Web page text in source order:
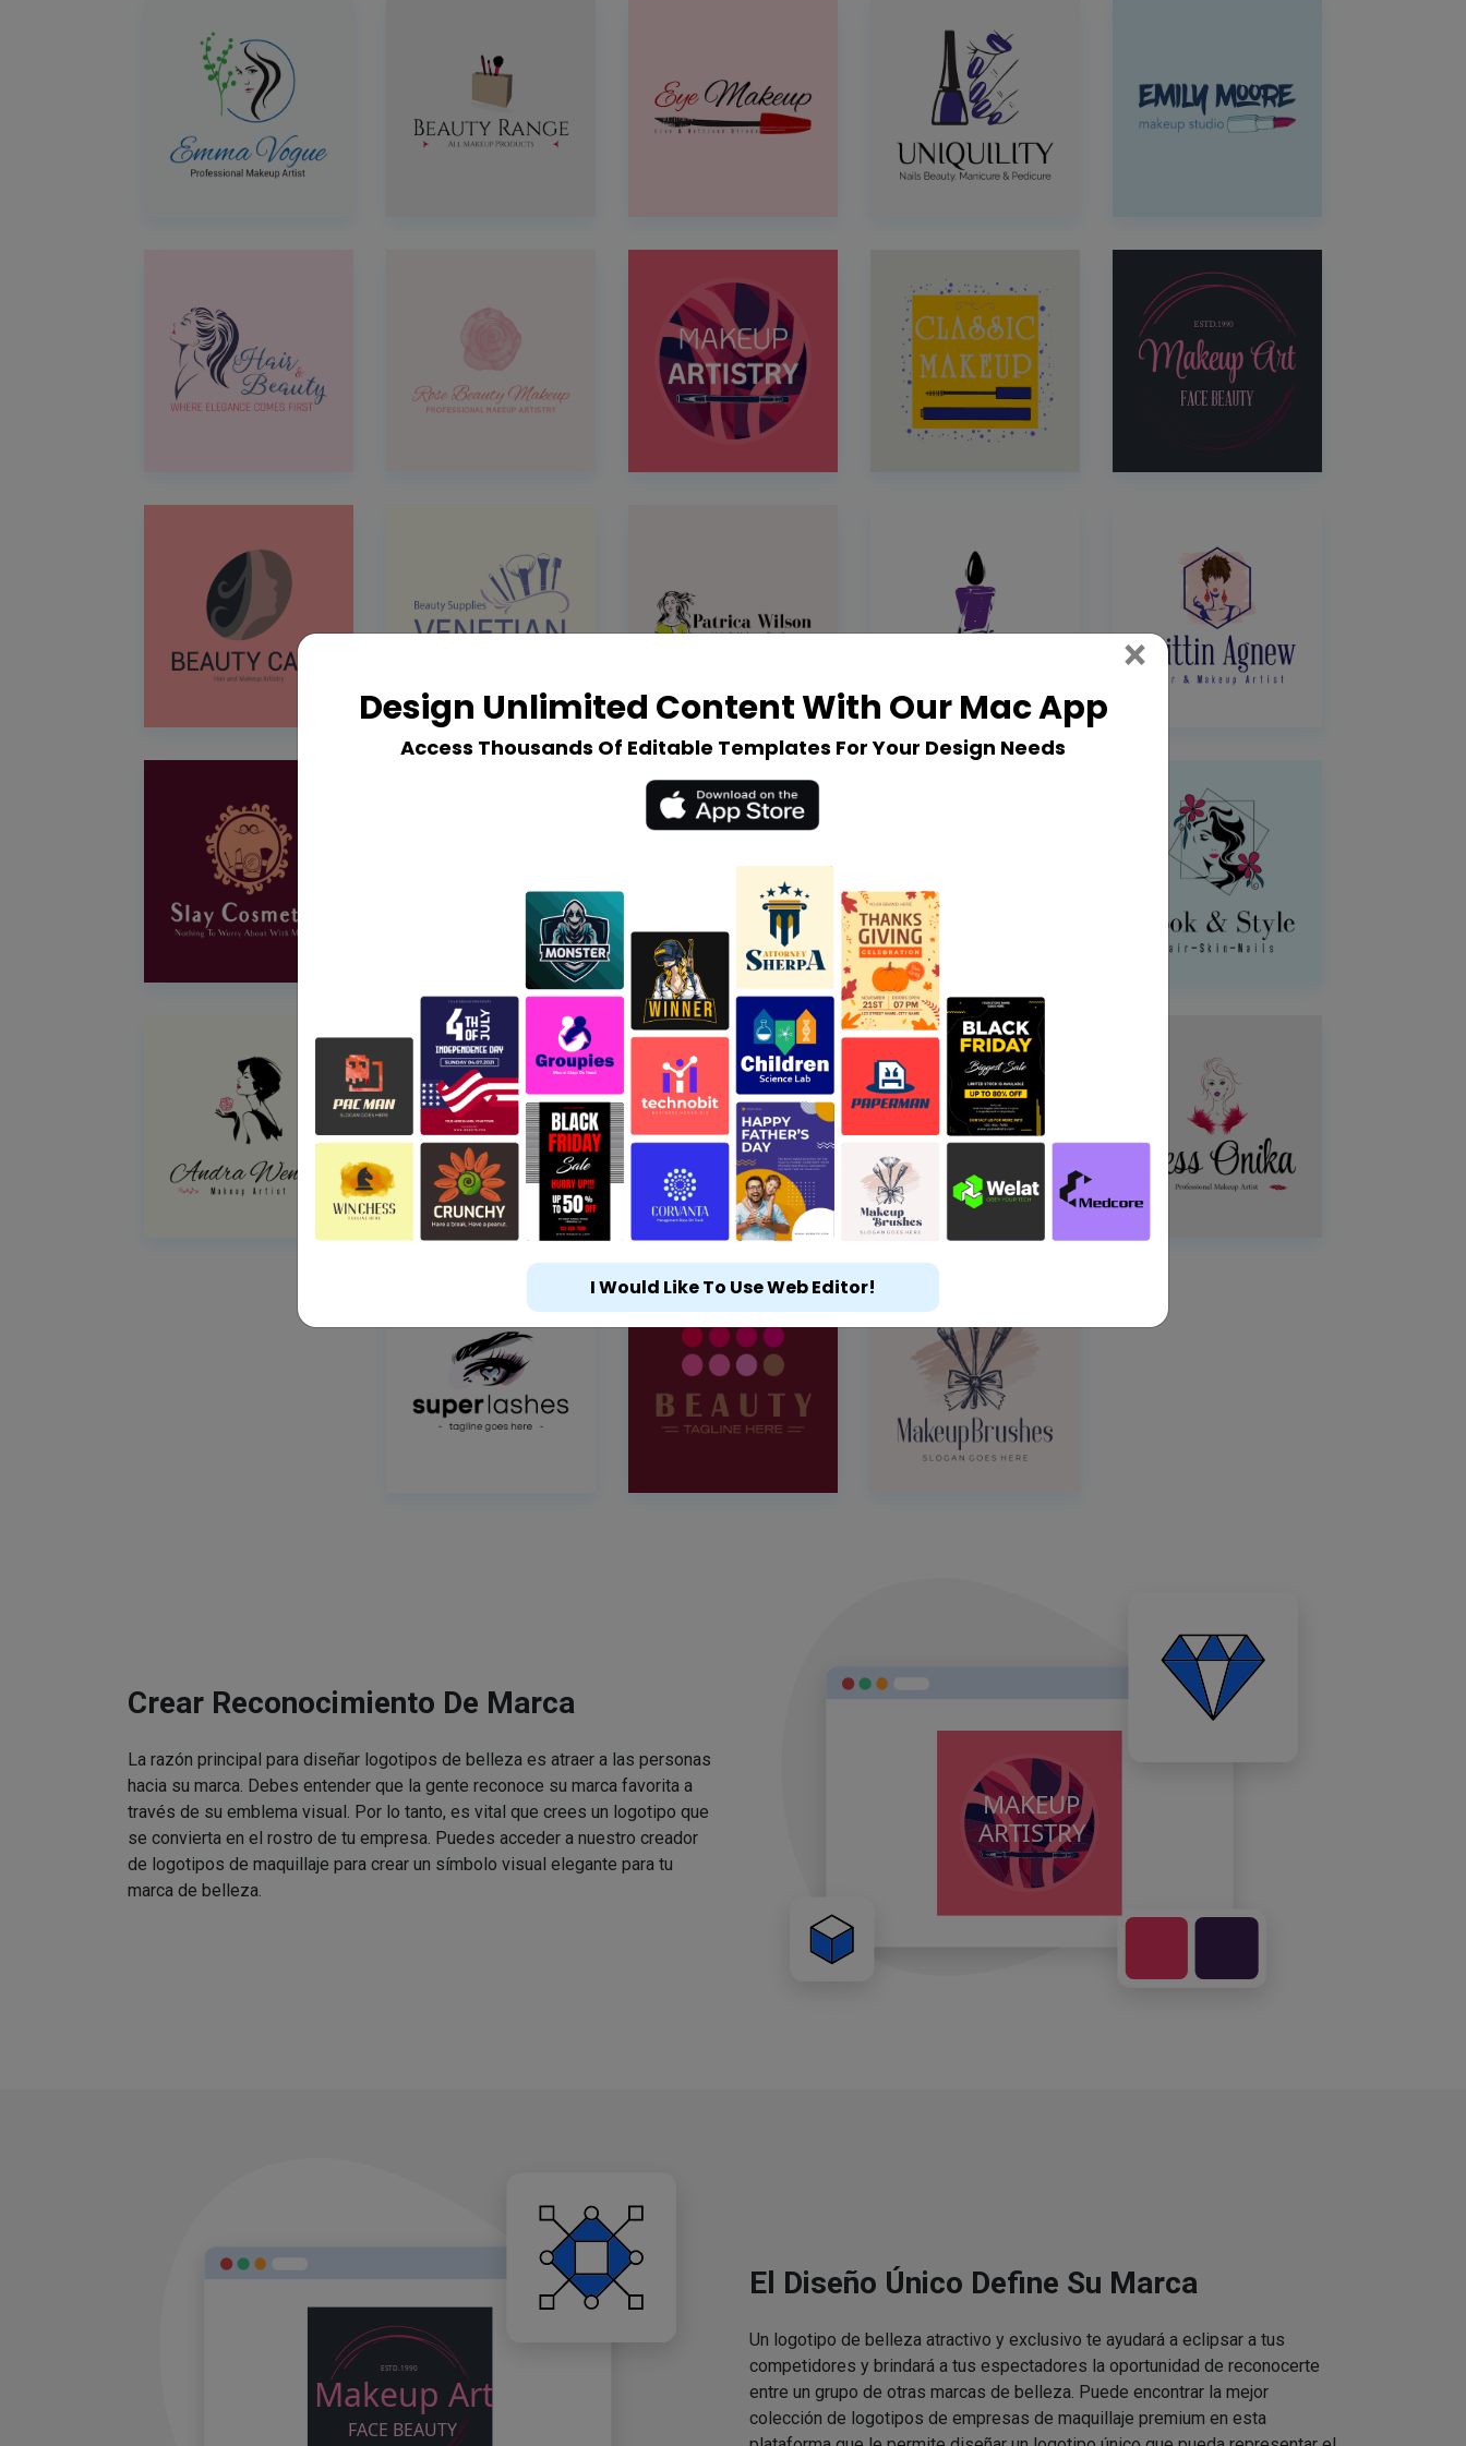
Crear Reconocimiento De Marca
La razón principal para diseñar logotipos de belleza es atraer a las personas
hacia su marca. Debes entender que la gente reconoce su marca favorita a
través de su emblema visual. Por lo tanto, es vital que crees un logotipo que
se convierta en el rostro de tu empresa. Puedes acceder a nuestro creador
de logotipos de maquillaje para crear un símbolo visual elegante para tu
marca de belleza.
El Diseño Único Define Su Marca
Un logotipo de belleza atractivo y exclusivo te ayudará a eclipsar a tus
competidores y brindará a tus espectadores la oportunidad de reconocerte
entre un grupo de otras marcas de belleza. Puede encontrar la mejor
colección de logotipos de empresas de maquillaje premium en esta
Design Unlimited Content With Our Mac App
Access Thousands Of Editable Templates For Your Design Needs
× Close
I Would Like To Use Web Editor!